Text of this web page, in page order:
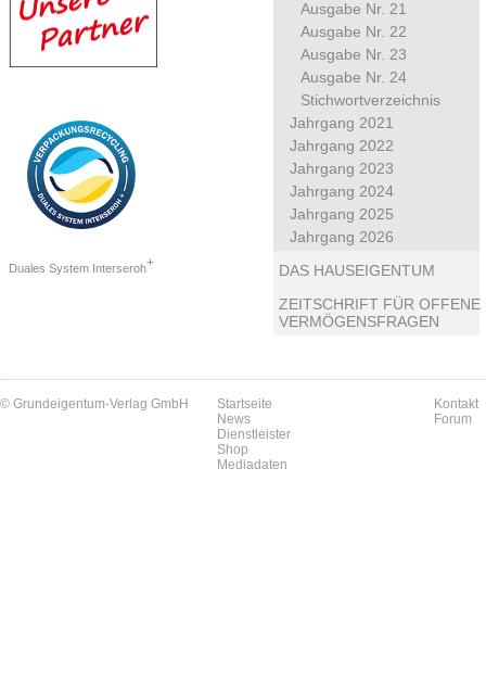
Duales System Interseroh+
Ausgabe Nr. 21
Ausgabe Nr. 22
Ausgabe Nr. 23
Ausgabe Nr. 24
Stichwortverzeichnis
Jahrgang 2021
Jahrgang 2022
Jahrgang 2023
Jahrgang 2024
Jahrgang 2025
Jahrgang 2026
DAS HAUSEIGENTUM
ZEITSCHRIFT FÜR OFFENE
VERMÖGENSFRAGEN
© Grundeigentum-Verlag GmbH
Startseite
News
Dienstleister
Shop
Mediadaten
Kontakt
Forum